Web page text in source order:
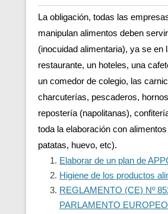
La obligación, todas las
manipulan alimentos deben
(inocuidad alimentaria), ya se en
restaurante, un hoteles, una
un comedor de colegio, las
charcuterías, pescaderos,
repostería (napolitanas),
toda la elaboración con
patatas, huevo, etc).
Elaborar de un plan de
Higiene de los productos
REGLAMENTO (CE) Nº
PARLAMENTO EUROPEO